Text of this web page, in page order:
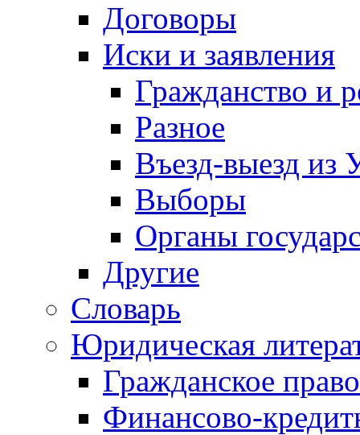
Договоры
Иски и заявления
Гражданство и
Разное
Въезд-выезд из
Выборы
Органы
Другие
Словарь
Юридическая
Гражданское право
Финансово-